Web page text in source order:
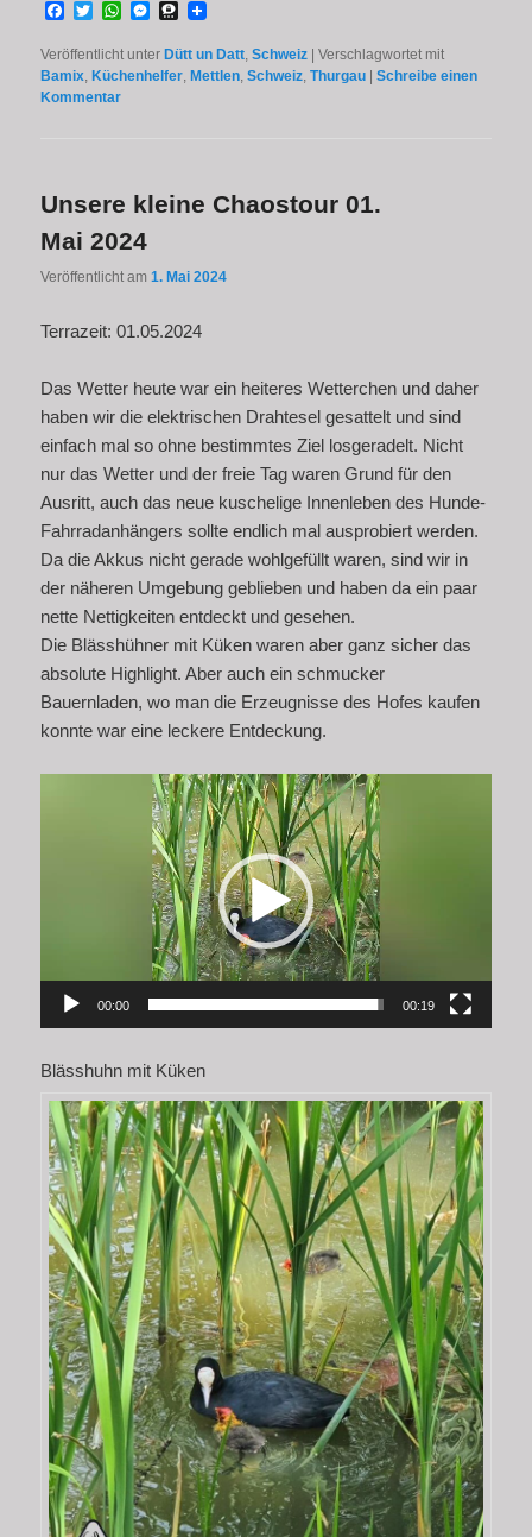
Facebook
TwitterWhatsApp
Messenger
Threema
Veröffentlicht unter Dütt un Datt,Schweiz |Verschlagwortet mit
Bamix, Küchenhelfer, Mettlen,Schweiz,Thurgau |Schreibe einen
Kommentar
Unsere kleine Chaostour 01.
Mai 2024
Veröffentlicht am1. Mai 2024
Terrazeit: 01.05.2024
Das Wetter heute war ein heiteres Wetterchen und daher
haben wir die elektrischen Drahtesel gesattelt und sind
einfach mal so ohne bestimmtes Ziel losgeradelt. Nicht
nur das Wetter und der freie Tag waren Grund für den
Ausritt, auch das neue kuschelige Innenleben des Hunde-
Fahrradanhängers sollte endlich mal ausprobiert werden.
Da die Akkus nicht gerade wohlgefüllt waren, sind wir in
der näheren Umgebung geblieben und haben da ein paar
nette Nettigkeiten entdeckt und gesehen.
Die Blässhühner mit Küken waren aber ganz sicher das
absolute Highlight. Aber auch ein schmucker
Bauernladen, wo man die Erzeugnisse des Hofes kaufen
konnte war eine leckere Entdeckung.
00:00 00:19
Blässhuhn mit Küken